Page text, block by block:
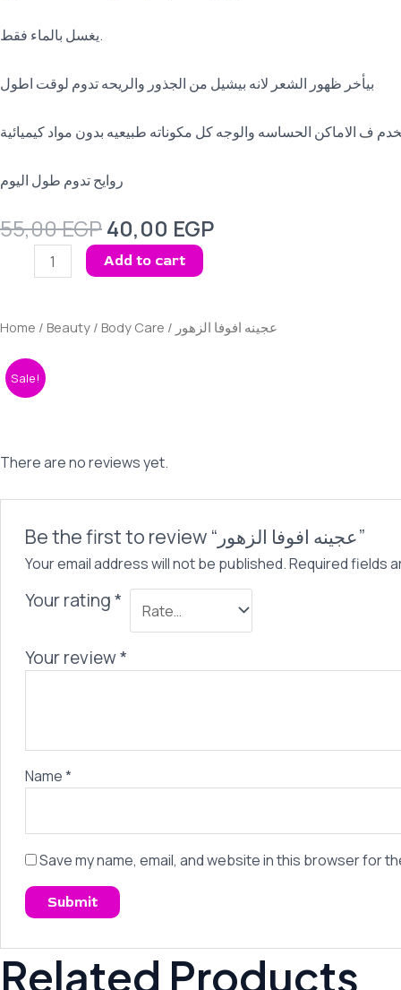
يغسل بالماء فقط.
بيأخر ظهور الشعر لانه بيشيل من الجذور والريحه تدوم لوقت اطول
ف الاماكن الحساسه والوجه كل مكوناته طبيعيه بدون مواد كيميائية
روايح تدوم طول اليوم
55,00EGPOriginal
price
was:
40,00 EGPCurrent
quantity
Add to cart
Home / Beauty / Body Care / عجينه افوفا الزهور
Sale!
There are no reviews yet.
Be the first to review “عجينه افوفا الزهور”
Your email address will not be published.Required fields
Your rating*
Your review*
Name*
Save my name, email, and website in this browser for
Related Products